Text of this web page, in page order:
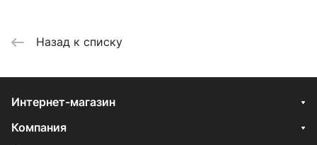
Назад к списку
Интернет-магазин
Компания